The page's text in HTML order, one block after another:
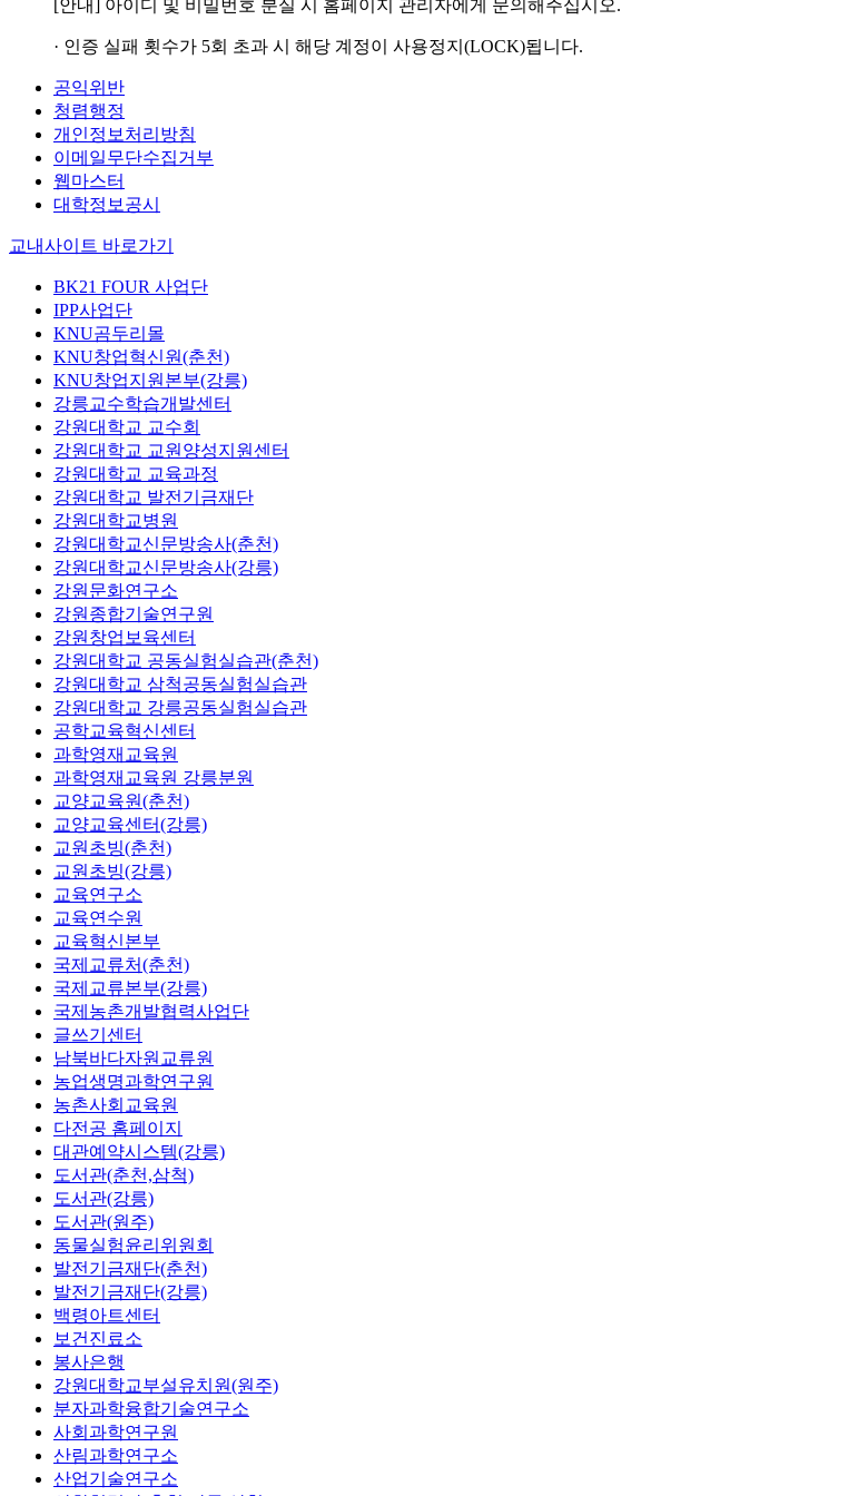
[안내] 아이디 및 비밀번호 분실 시 홈페이지 관리자에게 문의해주십시오.
· 인증 실패 횟수가 5회 초과 시 해당 계정이 사용정지(LOCK)됩니다.
공익위반
청렴행정
개인정보처리방침
이메일무단수집거부
웹마스터
대학정보공시
교내사이트 바로가기
BK21 FOUR 사업단
IPP사업단
KNU곰두리몰
KNU창업혁신원(춘천)
KNU창업지원본부(강릉)
강릉교수학습개발센터
강원대학교 교수회
강원대학교 교원양성지원센터
강원대학교 교육과정
강원대학교 발전기금재단
강원대학교병원
강원대학교신문방송사(춘천)
강원대학교신문방송사(강릉)
강원문화연구소
강원종합기술연구원
강원창업보육센터
강원대학교 공동실험실습관(춘천)
강원대학교 삼척공동실험실습관
강원대학교 강릉공동실험실습관
공학교육혁신센터
과학영재교육원
과학영재교육원 강릉분원
교양교육원(춘천)
교양교육센터(강릉)
교원초빙(춘천)
교원초빙(강릉)
교육연구소
교육연수원
교육혁신본부
국제교류처(춘천)
국제교류본부(강릉)
국제농촌개발협력사업단
글쓰기센터
남북바다자원교류원
농업생명과학연구원
농촌사회교육원
다전공 홈페이지
대관예약시스템(강릉)
도서관(춘천,삼척)
도서관(강릉)
도서관(원주)
동물실험윤리위원회
발전기금재단(춘천)
발전기금재단(강릉)
백령아트센터
보건진료소
봉사은행
강원대학교부설유치원(원주)
분자과학융합기술연구소
사회과학연구원
산림과학연구소
산업기술연구소